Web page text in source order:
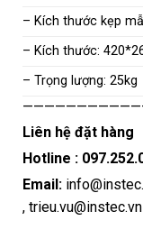
– Kích thước kẹp
– Kích thước:
– Trọng lượng: 25kg
Liên hệ đặt hàng
Hotline :
Email:
, trieu.vu@instec.vn